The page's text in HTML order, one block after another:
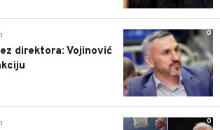
0
direktora: Vojinović
0